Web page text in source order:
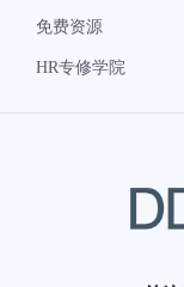
免费资源
HR专修学院